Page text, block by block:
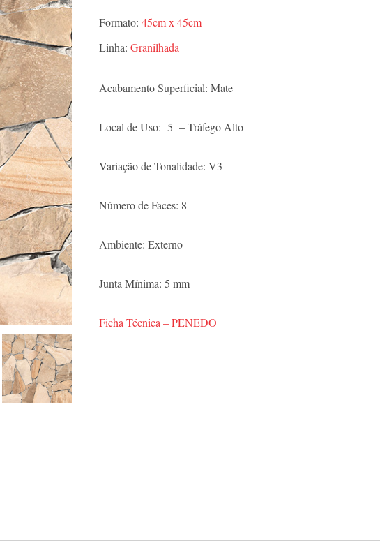
Formato: 45cm x 45cm
Linha: Granilhada
Acabamento Superficial: Mate
Local de Uso: 5 – Tráfego Alto
Variação de Tonalidade: V3
Número de Faces: 8
Ambiente: Externo
Junta Mínima: 5 mm
Ficha Técnica – PENEDO